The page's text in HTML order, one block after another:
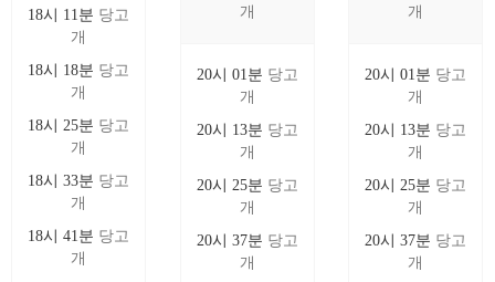
18시 11분 당고
개
18시 18분 당고
개
18시 25분 당고
개
18시 33분 당고
개
18시 41분 당고
개
개
20시 01분 당고
개
20시 13분 당고
개
20시 25분 당고
개
20시 37분 당고
개
개
20시 01분 당고
개
20시 13분 당고
개
20시 25분 당고
개
20시 37분 당고
개